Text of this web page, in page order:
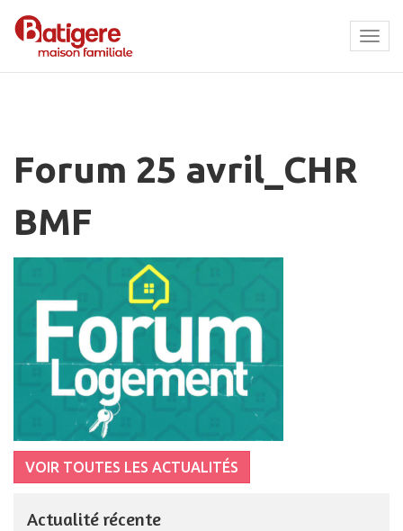
Forum 25 avril_CHR
BMF
VOIR TOUTES LES ACTUALITÉS
Actualité récente